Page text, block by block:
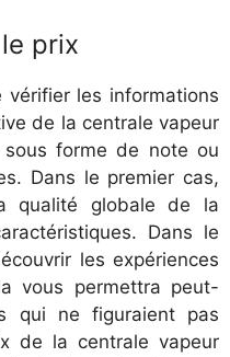
prix
vérifier les informations
de la centrale vapeur
forme de note ou
Dans le premier cas,
qualité globale de la
Dans le
les expériences
vous permettra peut-
qui ne figuraient pas
de la centrale vapeur